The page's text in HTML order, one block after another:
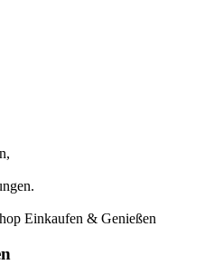
Einkaufen & Genießen